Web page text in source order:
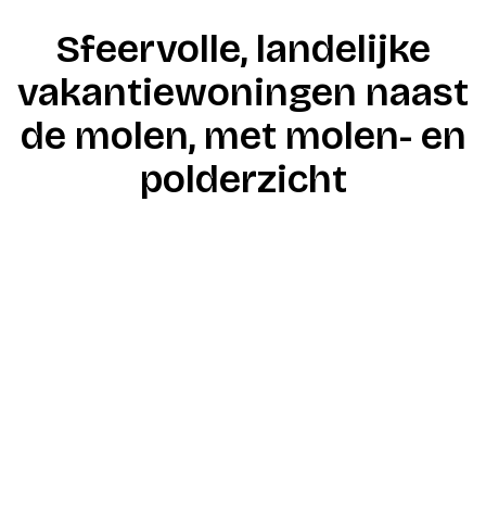
Sfeervolle, landelijke
vakantiewoningen naast
de molen, met molen- en
polderzicht